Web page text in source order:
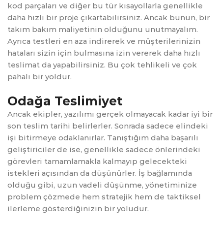
kod parçaları ve diğer bu tür kısayollarla genellikle
daha hızlı bir proje çıkartabilirsiniz. Ancak bunun, bir
takım bakım maliyetinin olduğunu unutmayalım.
Ayrıca testleri en aza indirerek ve müşterilerinizin
hataları sizin için bulmasına izin vererek daha hızlı
teslimat da yapabilirsiniz. Bu çok tehlikeli ve çok
pahalı bir yoldur.
Odağa Teslimiyet
Ancak ekipler, yazılımı gerçek olmayacak kadar iyi bir
son teslim tarihi belirlerler. Sonrada sadece elindeki
işi bitirmeye odaklanırlar. Tanıştığım daha başarılı
geliştiriciler de ise, genellikle sadece önlerindeki
görevleri tamamlamakla kalmayıp gelecekteki
istekleri açısından da düşünürler. İş bağlamında
olduğu gibi, uzun vadeli düşünme, yönetiminize
problem çözmede hem stratejik hem de taktiksel
ilerleme gösterdiğinizin bir yoludur.